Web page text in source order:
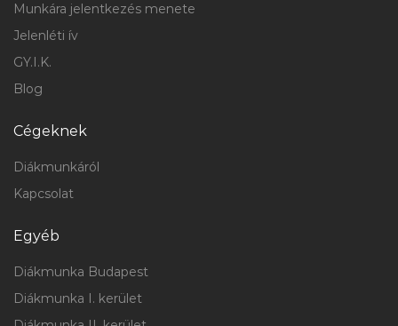
Munkára jelentkezés menete
Jelenléti ív
GY.I.K.
Blog
Cégeknek
Diákmunkáról
Kapcsolat
Egyéb
Diákmunka Budapest
Diákmunka I. kerület